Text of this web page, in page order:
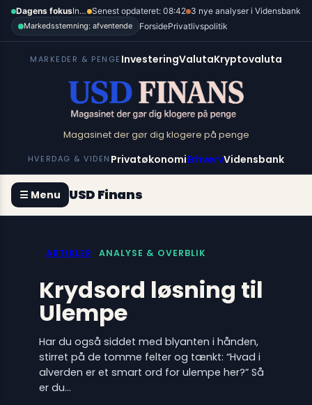
Spring
indhold
Dagens fokus Inflation, renter og dollar Senest opdateret: 08:42 3 nye analyser i Vidensbank
Markedsstemning: afventende ForsidePrivatlivspolitik
MARKEDER & PENGE InvesteringValutaKryptovaluta
Magasinet der gør dig klogere på penge
HVERDAG & VIDEN PrivatøkonomiErhvervVidensbank
☰ Menu USD Finans
ARTIKLER ANALYSE & OVERBLIK
Krydsord løsning til
Ulempe
Har du også siddet med blyanten i hånden,
stirret på de tomme felter og tænkt: “Hvad i
alverden er et smart ord for ulempe her?” Så
er du…